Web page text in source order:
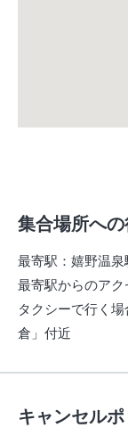
集合場所へ
最寄駅 ： 嬉野温泉
最寄駅からのアク
タクシーで行く
倉」付近
キャンセル